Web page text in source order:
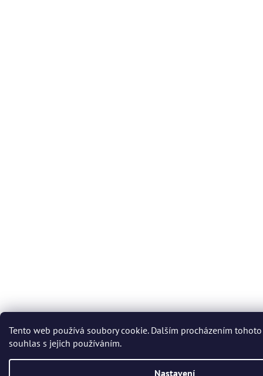
Tento web používá soubory cookie. Dalším procházením
souhlas s jejich používáním.
Nastavení